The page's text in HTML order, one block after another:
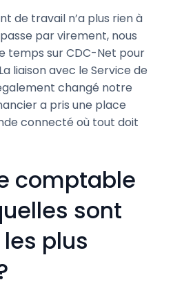
de travail n’a plus rien à
par virement, nous
temps sur CDC-Net pour
liaison avec le Service de
changé notre
a pris une place
connecté où tout doit
comptable
sont
plus